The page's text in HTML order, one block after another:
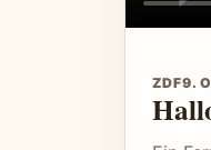
ZDF9.